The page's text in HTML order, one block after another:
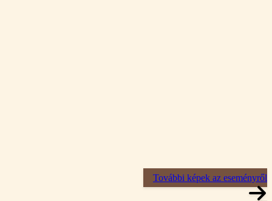
További képek az eseményről